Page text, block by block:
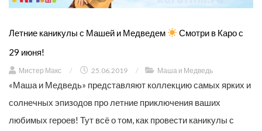
Летние каникулы с Машей и Медведем
​ Смотри в Каро с
29 июня!
Мистер Макс / 25.06.2019 / Маша и Медведь
«Маша и Медведь» представляют коллекцию самых ярких и
солнечных эпизодов про летние приключения ваших
любимых героев! Тут всё о том, как провести каникулы с